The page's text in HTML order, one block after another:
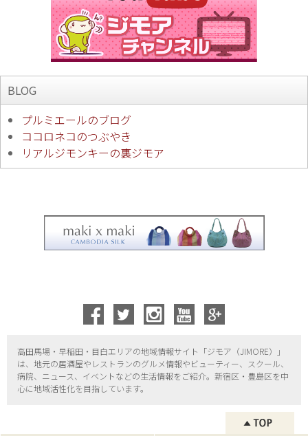
BLOG
プルミエールのブログ
ココロネコのつぶやき
リアルジモンキーの裏ジモア
高田馬場・早稲田・目白エリアの地域情報サイト「ジモア（JIMORE）」
は、地元の居酒屋やレストランのグルメ情報やビューティー、
スクール、
病院、ニュース、イベントなどの生活情報をご紹介。新宿区・ 豊島区を中
心に地域活性化を目指しています。